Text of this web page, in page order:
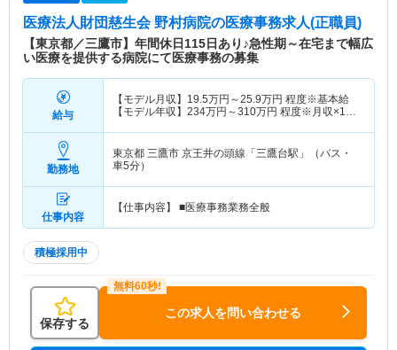
医療法人財団慈生会 野村病院の医療事務求人(正職員)
【東京都／三鷹市】年間休日115日あり♪急性期～在宅まで幅広
い医療を提供する病院にて医療事務の募集
給与
【モデル月収】 19.5万円～25.9万円 程度※基本給
【モデル年収】 234万円～310万円 程度※月収×12
勤務地
東京都 三鷹市 京王井の頭線「三鷹台駅」（バス・
車5分）
仕事内容
【仕事内容】 ■医療事務業務全般
積極採用中
保存する
この求人を問い合わせる